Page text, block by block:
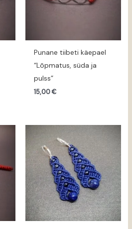
Punane tiibeti käepael
“Lõpmatus, süda ja
pulss”
15,00€